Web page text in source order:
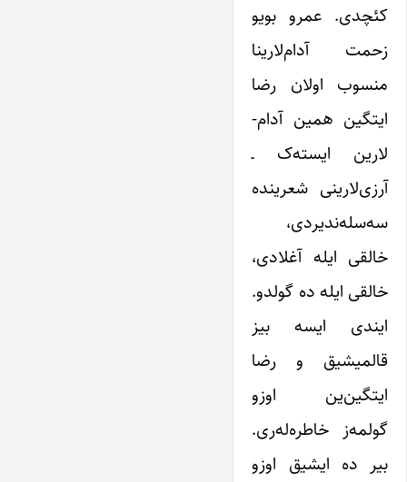
کئچدی. عمرو بویو
زحمت آدام‌لارینا
منسوب اولان رضا
ایتگین همین آدام-
لارین ایسته‌ک ـ
آرزی‌لارینی شعرینده
سه‌سله‌ندیردی،
خالقی ایله آغلادی،
خالقی ایله ده گولدو.
ایندی ایسه بیز
قالمیشیق و رضا
ایتگین‌ین اوزو
گولمه‌ز خاطره‌له‌ری.
بیر ده ایشیق اوزو